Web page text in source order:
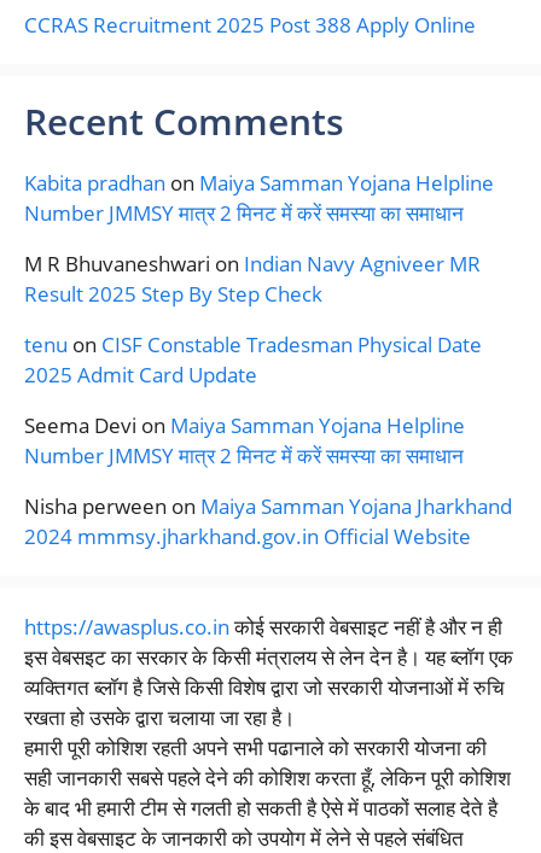
CCRAS Recruitment 2025 Post 388 Apply Online
Recent Comments
Kabita pradhan on Maiya Samman Yojana Helpline
Number JMMSY मात्र 2 मिनट में करें समस्या का समाधान
M R Bhuvaneshwari on Indian Navy Agniveer MR
Result 2025 Step By Step Check
tenu on CISF Constable Tradesman Physical Date
2025 Admit Card Update
Seema Devi on Maiya Samman Yojana Helpline
Number JMMSY मात्र 2 मिनट में करें समस्या का समाधान
Nisha perween on Maiya Samman Yojana Jharkhand
2024 mmmsy.jharkhand.gov.in Official Website
https://awasplus.co.inकोई सरकारी वेबसाइट नहीं है और न ही
इस वेबसइट का सरकार के किसी मंत्रालय से लेन देन है। यह ब्लॉग एक
व्यक्तिगत ब्लॉग है जिसे किसी विशेष द्वारा जो सरकारी योजनाओं में रुचि
रखता हो उसके द्वारा चलाया जा रहा है।
हमारी पूरी कोशिश रहती अपने सभी पढानाले को सरकारी योजना की
सही जानकारी सबसे पहले देने की कोशिश करता हूँ, लेकिन पूरी कोशिश
के बाद भी हमारी टीम से गलती हो सकती है ऐसे में पाठकों सलाह देते है
की इस वेबसाइट के जानकारी को उपयोग में लेने से पहले संबंधित